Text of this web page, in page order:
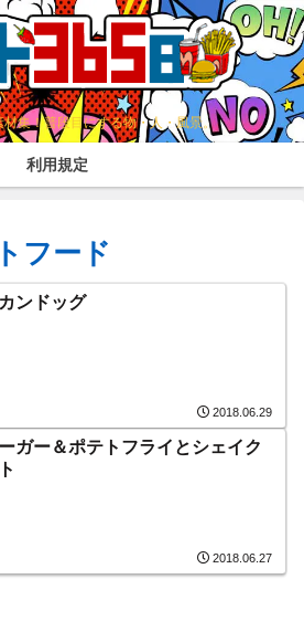
集！普段目にする物・人・風景。
利用規定
フード
ンドッグ
2018.06.29
ガー＆ポテトフライとシェイク
2018.06.27